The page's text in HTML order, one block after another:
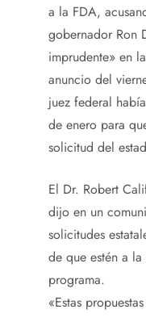
a la FDA,
gobernador Ron
imprudente» en
anuncio del
juez federal
de enero para
solicitud del
El Dr. Robert
dijo en un
solicitudes
de que estén a
programa.
«Estas